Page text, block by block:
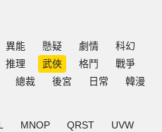
異能 懸疑 劇情
科幻
推理 武俠 格鬥
戰爭
總裁 後宮 日常
韓漫
MNOP QRST
UVW